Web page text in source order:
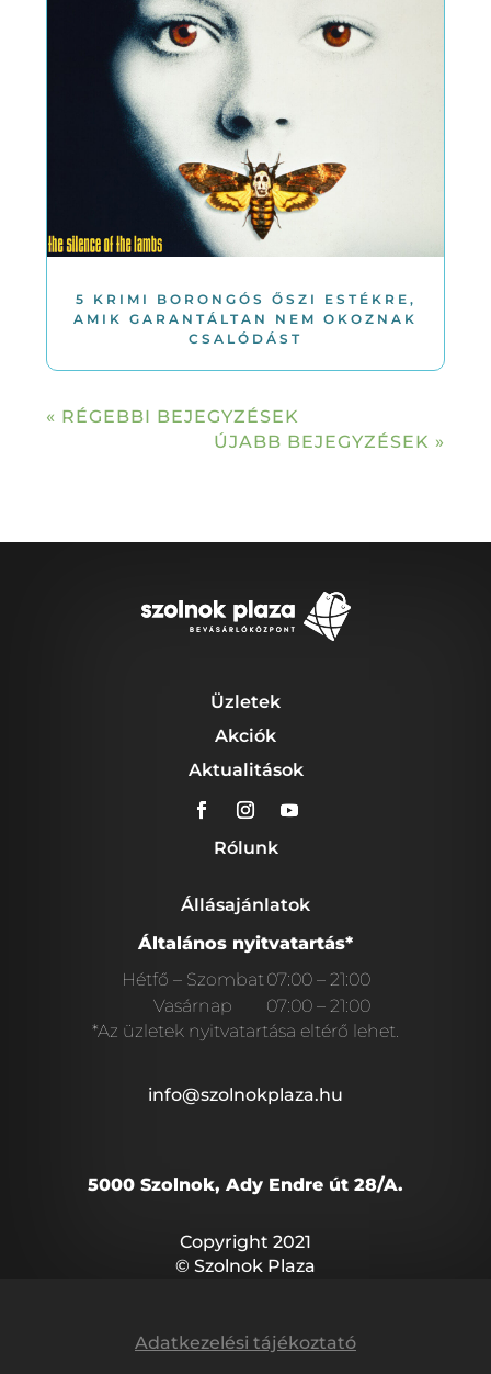
5 KRIMI BORONGÓS ŐSZI ESTÉKRE,
AMIK GARANTÁLTAN NEM OKOZNAK
CSALÓDÁST
« RÉGEBBI BEJEGYZÉSEK
ÚJABB BEJEGYZÉSEK »
Üzletek
Akciók
Aktualitások
Rólunk
Állásajánlatok
Általános nyitvatartás*
Hétfő – Szombat 07:00 – 21:00
Vasárnap
07:00 – 21:00
*Az üzletek nyitvatartása eltérő lehet.
info@szolnokplaza.hu
5000 Szolnok, Ady Endre út 28/A.
Copyright 2021
© Szolnok Plaza
Adatkezelési tájékoztató